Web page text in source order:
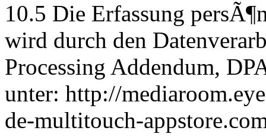
10.5 Die Erfassung
wird durch den
Processing Addendum,
unter: http://
de-multitouch-